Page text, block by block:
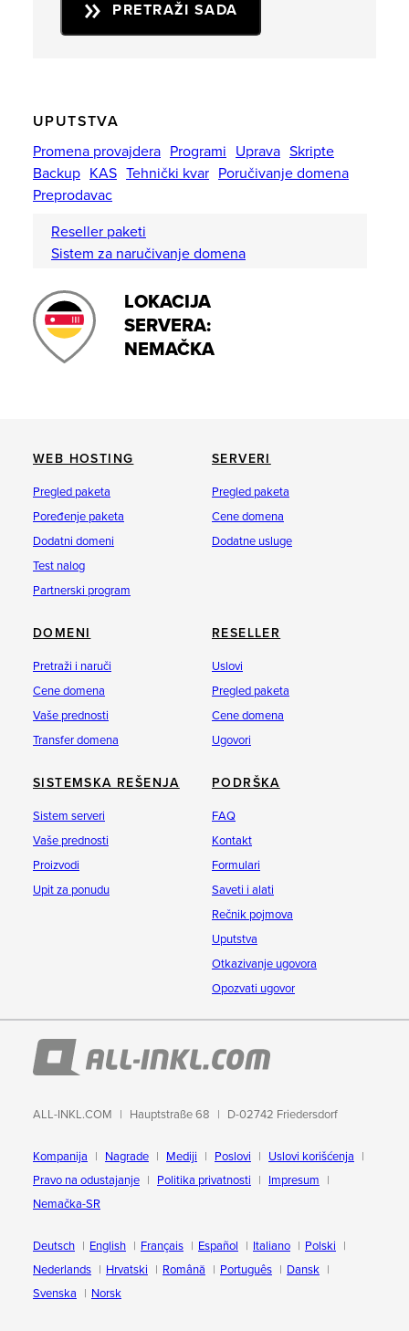
PRETRAŽI SADA
UPUTSTVA
Promena provajdera Programi Uprava Skripte
Backup KAS Tehnički kvar Poručivanje domena
Preprodavac
Reseller paketi
Sistem za naručivanje domena
LOKACIJA
SERVERA:
NEMAČKA
WEB HOSTING
Pregled paketa
Poređenje paketa
Dodatni domeni
Test nalog
Partnerski program
SERVERI
Pregled paketa
Cene domena
Dodatne usluge
DOMENI
Pretraži i naruči
Cene domena
Vaše prednosti
Transfer domena
RESELLER
Uslovi
Pregled paketa
Cene domena
Ugovori
SISTEMSKA REŠENJA
Sistem serveri
Vaše prednosti
Proizvodi
Upit za ponudu
PODRŠKA
FAQ
Kontakt
Formulari
Saveti i alati
Rečnik pojmova
Uputstva
Otkazivanje ugovora
Opozvati ugovor
ALL-INKL.COM Hauptstraße 68 D-02742 Friedersdorf
Kompanija Nagrade Mediji Poslovi
Uslovi korišćenja
Pravo na odustajanje
Politika privatnosti
Impresum
Nemačka-SR
Deutsch English Français Español Italiano
Polski
Nederlands
Hrvatski Română Português
Dansk
Svenska
Norsk